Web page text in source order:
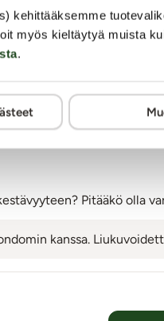
kehittääksemme
myös kieltäytyä muista
.
Arviointi tapahtuu
tuotteesta
Pitääkö olla
kanssa.